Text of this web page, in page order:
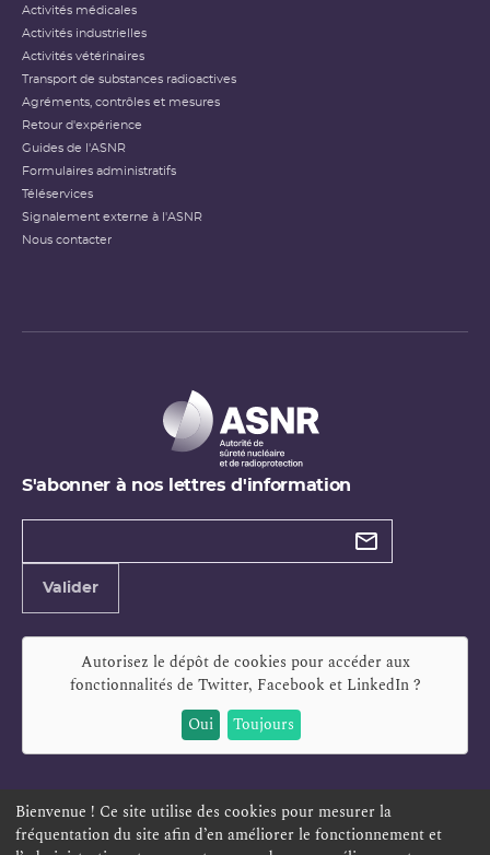
Activités médicales
Activités industrielles
Activités vétérinaires
Transport de substances radioactives
Agréments, contrôles et mesures
Retour d'expérience
Guides de l'ASNR
Formulaires administratifs
Téléservices
Signalement externe à l'ASNR
Nous contacter
S'abonner à nos lettres d'information
Types de
Valider
Autorisez le dépôt de cookies pour accéder aux
fonctionnalités de Twitter, Facebook et LinkedIn?
Oui
Toujours
ESPACE PERSONNEL OFFRES D'EMPLOI SIGNALEMENT
Bienvenue ! Ce site utilise des cookies pour mesurer la
fréquentation du site afin d’en améliorer le fonctionnement et